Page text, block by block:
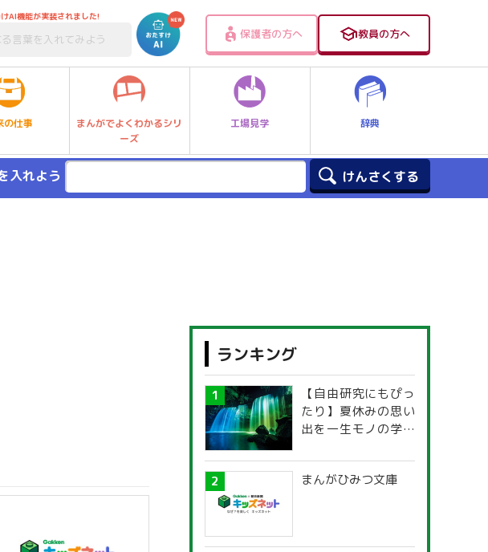
AI機能が実装されました!
保護者の方へ 教員の方へ
の仕事
まんがでよくわかるシリ
ーズ
工場見学 辞典
入れよう
ランキング
【自由研究にもぴっ
たり】夏休みの思い
出を一生モノの学び
探究ガイド
まんがひみつ文庫